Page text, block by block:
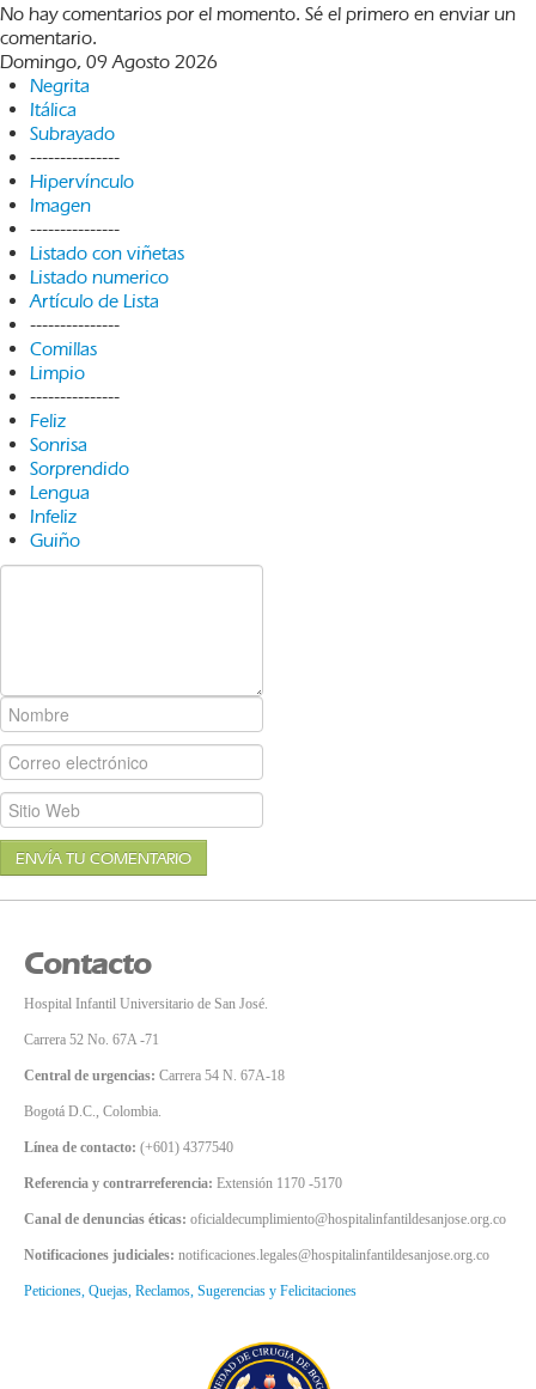
No hay comentarios por el momento. Sé el primero en enviar un
comentario.
Domingo, 09 Agosto 2026
Negrita
Itálica
Subrayado
---------------
Hipervínculo
Imagen
---------------
Listado con viñetas
Listado numerico
Artículo de Lista
---------------
Comillas
Limpio
---------------
Feliz
Sonrisa
Sorprendido
Lengua
Infeliz
Guiño
ENVÍA TU COMENTARIO
Contacto
Hospital Infantil Universitario de San José.
Carrera 52 No. 67A -71
Central de urgencias: Carrera 54 N. 67A-18
Bogotá D.C., Colombia.
Línea de contacto: (+601) 4377540
Referencia y contrarreferencia: Extensión 1170 -5170
Canal de denuncias éticas: oficialdecumplimiento@hospitalinfantildesanjose.org.co
Notificaciones judiciales: notificaciones.legales@hospitalinfantildesanjose.org.co
Peticiones, Quejas, Reclamos, Sugerencias y Felicitaciones